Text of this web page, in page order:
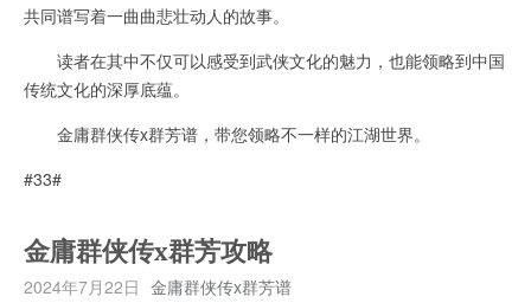
共同谱写着一曲曲悲壮动人的故事。
读者在其中不仅可以感受到武侠文化的魅力，也能领略到中国
传统文化的深厚底蕴。
金庸群侠传x群芳谱，带您领略不一样的江湖世界。
#33#
金庸群侠传x群芳攻略
2024年7月22日 金庸群侠传x群芳谱